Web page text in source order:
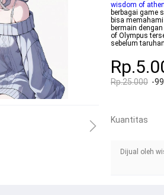
wisdom of
berbagai game
bisa
bermain
of Olympus
sebelum
Rp.25.000 -
Kuantitas
Dijual oleh